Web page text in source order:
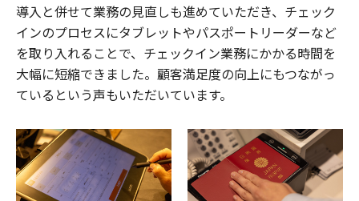
導入と併せて業務の見直しも進めていただき、チェック
インのプロセスにタブレットやパスポートリーダーなど
を取り入れることで、チェックイン業務にかかる時間を
大幅に短縮できました。顧客満足度の向上にもつながっ
ているという声もいただいています。